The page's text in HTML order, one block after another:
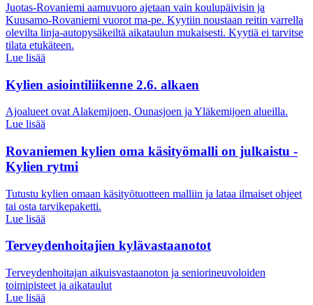
Juotas-Rovaniemi aamuvuoro ajetaan vain koulupäivisin ja
Kuusamo-Rovaniemi vuorot ma-pe. Kyytiin noustaan reitin varrella
olevilta linja-autopysäkeiltä aikataulun mukaisesti. Kyytiä ei tarvitse
tilata etukäteen.
Lue lisää
Kylien asiointiliikenne 2.6. alkaen
Ajoalueet ovat Alakemijoen, Ounasjoen ja Yläkemijoen alueilla.
Lue lisää
Rovaniemen kylien oma käsityömalli on julkaistu -
Kylien rytmi
Tutustu kylien omaan käsityötuotteen malliin ja lataa ilmaiset ohjeet
tai osta tarvikepaketti.
Lue lisää
Terveydenhoitajien kylävastaanotot
Terveydenhoitajan aikuisvastaanoton ja seniorineuvoloiden
toimipisteet ja aikataulut
Lue lisää